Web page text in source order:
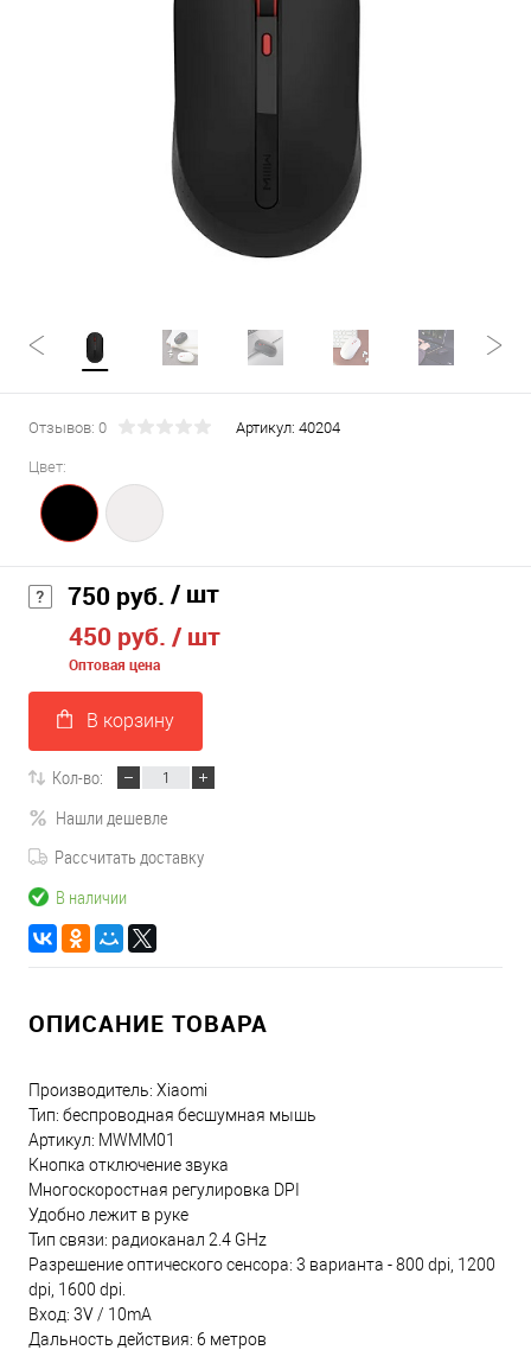
Отзывов: 0 Артикул: 40204
Цвет:
750 руб. / шт
450 руб. / шт
Оптовая цена
В корзину
Кол-во:
Нашли дешевле
Рассчитать доставку
В наличии
ОПИСАНИЕ ТОВАРА
Производитель: Xiaomi
Тип: беспроводная бесшумная мышь
Артикул: MWMM01
Кнопка отключение звука
Многоскоростная регулировка DPI
Удобно лежит в руке
Тип связи: радиоканал 2.4 GHz
Разрешение оптического сенсора: 3 варианта - 800 dpi, 1200
dpi, 1600 dpi.
Вход: 3V / 10mA
Дальность действия: 6 метров